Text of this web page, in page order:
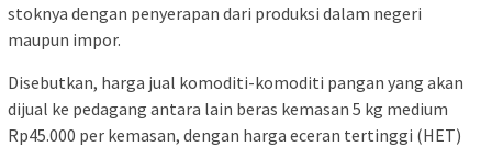
stoknya dengan penyerapan dari produksi dalam negeri
maupun impor.
Disebutkan, harga jual komoditi-komoditi pangan yang akan
dijual ke pedagang antara lain beras kemasan 5 kg medium
Rp45.000 per kemasan, dengan harga eceran tertinggi (HET)